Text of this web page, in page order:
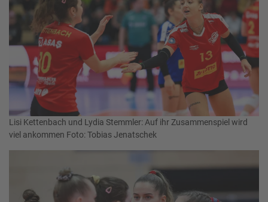
Lisi Kettenbach und Lydia Stemmler: Auf ihr Zusammenspiel wird
viel ankommen Foto: Tobias Jenatschek